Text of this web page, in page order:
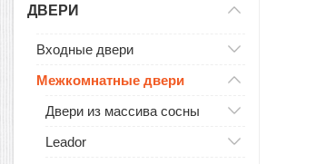
ДВЕРИ
Входные двери
Межкомнатные двери
Двери из массива сосны
Leador